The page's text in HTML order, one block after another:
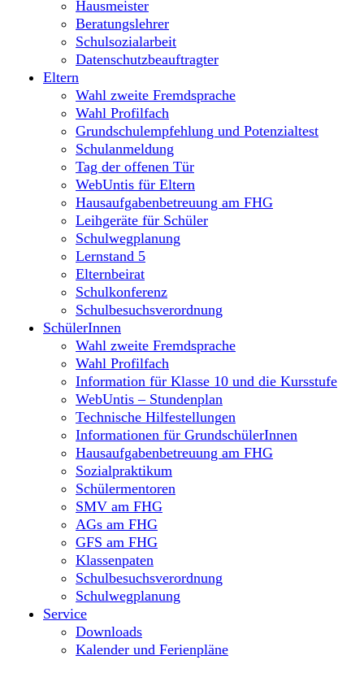
Hausmeister
Beratungslehrer
Schulsozialarbeit
Datenschutzbeauftragter
Eltern
Wahl zweite Fremdsprache
Wahl Profilfach
Grundschulempfehlung und Potenzialtest
Schulanmeldung
Tag der offenen Tür
WebUntis für Eltern
Hausaufgabenbetreuung am FHG
Leihgeräte für Schüler
Schulwegplanung
Lernstand 5
Elternbeirat
Schulkonferenz
Schulbesuchsverordnung
SchülerInnen
Wahl zweite Fremdsprache
Wahl Profilfach
Information für Klasse 10 und die Kursstufe
WebUntis – Stundenplan
Technische Hilfestellungen
Informationen für GrundschülerInnen
Hausaufgabenbetreuung am FHG
Sozialpraktikum
Schülermentoren
SMV am FHG
AGs am FHG
GFS am FHG
Klassenpaten
Schulbesuchsverordnung
Schulwegplanung
Service
Downloads
Kalender und Ferienpläne